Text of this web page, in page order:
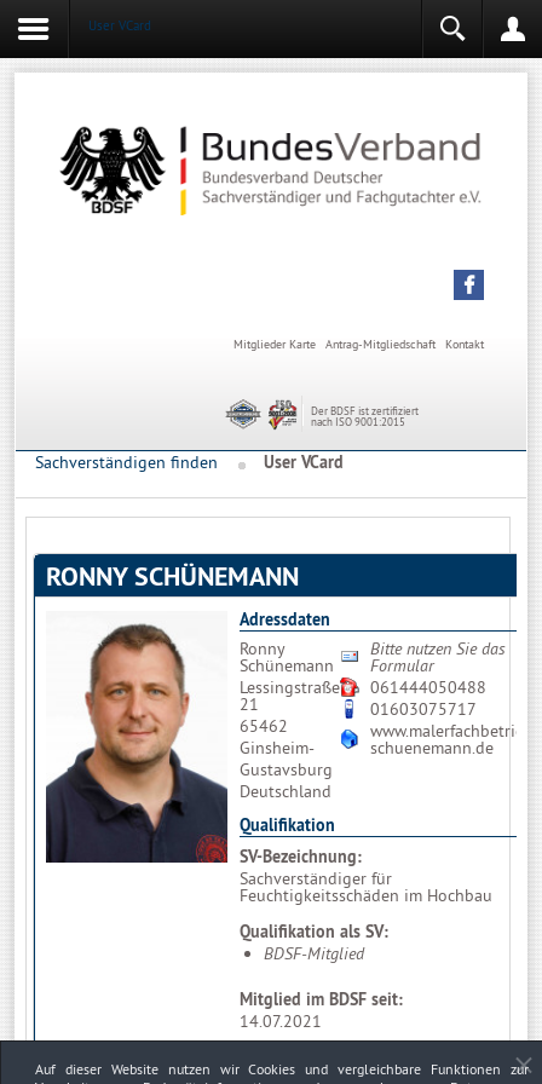
User VCard
Angemeldet bleiben
Kontakt
Antrag-Mitgliedschaft
Mitglieder Karte
Der BDSF ist zertifiziert
nach ISO 9001:2015
Sachverständigen finden User VCard
RONNY SCHÜNEMANN
Adressdaten
Ronny
Schünemann
Lessingstraße
21
65462
Ginsheim-
Gustavsburg
Deutschland
Bitte nutzen Sie das
Formular
061444050488
01603075717
www.malerfachbetrieb-
schuenemann.de
Qualifikation
SV-Bezeichnung:
Sachverständiger für
Feuchtigkeitsschäden im Hochbau
Qualifikation als SV:
BDSF-Mitglied
Mitglied im BDSF seit:
14.07.2021
Firmendaten
Auf dieser Website nutzen wir Cookies und vergleichbare Funktionen zur